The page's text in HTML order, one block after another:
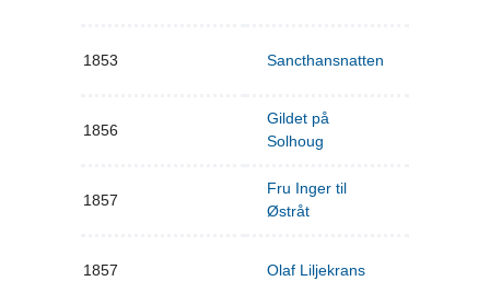
1853 Sancthansnatten
1856
Gildet på
Solhoug
1857
Fru Inger til
Østråt
1857 Olaf Liljekrans